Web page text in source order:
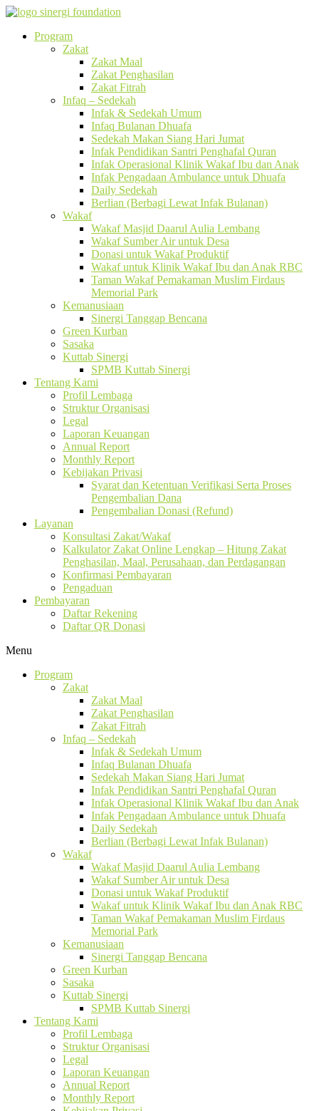
Program
Zakat
Zakat Maal
Zakat Penghasilan
Zakat Fitrah
Infaq – Sedekah
Infak & Sedekah Umum
Infaq Bulanan Dhuafa
Sedekah Makan Siang Hari Jumat
Infak Pendidikan Santri Penghafal Quran
Infak Operasional Klinik Wakaf Ibu dan Anak
Infak Pengadaan Ambulance untuk Dhuafa
Daily Sedekah
Berlian (Berbagi Lewat Infak Bulanan)
Wakaf
Wakaf Masjid Daarul Aulia Lembang
Wakaf Sumber Air untuk Desa
Donasi untuk Wakaf Produktif
Wakaf untuk Klinik Wakaf Ibu dan Anak RBC
Taman Wakaf Pemakaman Muslim Firdaus
Memorial Park
Kemanusiaan
Sinergi Tanggap Bencana
Green Kurban
Sasaka
Kuttab Sinergi
SPMB Kuttab Sinergi
Tentang Kami
Profil Lembaga
Struktur Organisasi
Legal
Laporan Keuangan
Annual Report
Monthly Report
Kebijakan Privasi
Syarat dan Ketentuan Verifikasi Serta Proses
Pengembalian Dana
Pengembalian Donasi (Refund)
Layanan
Konsultasi Zakat/Wakaf
Kalkulator Zakat Online Lengkap – Hitung Zakat
Penghasilan, Maal, Perusahaan, dan Perdagangan
Konfirmasi Pembayaran
Pengaduan
Pembayaran
Daftar Rekening
Daftar QR Donasi
Menu
Program
Zakat
Zakat Maal
Zakat Penghasilan
Zakat Fitrah
Infaq – Sedekah
Infak & Sedekah Umum
Infaq Bulanan Dhuafa
Sedekah Makan Siang Hari Jumat
Infak Pendidikan Santri Penghafal Quran
Infak Operasional Klinik Wakaf Ibu dan Anak
Infak Pengadaan Ambulance untuk Dhuafa
Daily Sedekah
Berlian (Berbagi Lewat Infak Bulanan)
Wakaf
Wakaf Masjid Daarul Aulia Lembang
Wakaf Sumber Air untuk Desa
Donasi untuk Wakaf Produktif
Wakaf untuk Klinik Wakaf Ibu dan Anak RBC
Taman Wakaf Pemakaman Muslim Firdaus
Memorial Park
Kemanusiaan
Sinergi Tanggap Bencana
Green Kurban
Sasaka
Kuttab Sinergi
SPMB Kuttab Sinergi
Tentang Kami
Profil Lembaga
Struktur Organisasi
Legal
Laporan Keuangan
Annual Report
Monthly Report